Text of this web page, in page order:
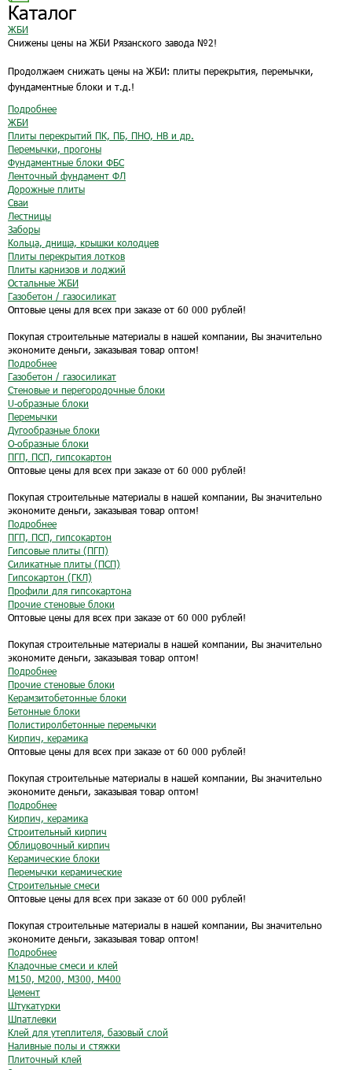
Каталог
ЖБИ
Снижены цены на ЖБИ Рязанского завода №2!
Продолжаем снижать цены на ЖБИ: плиты перекрытия, перемычки,
фундаментные блоки и т.д.!
Подробнее
ЖБИ
Плиты перекрытий ПК, ПБ, ПНО, НВ и др.
Перемычки, прогоны
Фундаментные блоки ФБС
Ленточный фундамент ФЛ
Дорожные плиты
Сваи
Лестницы
Заборы
Кольца, днища, крышки колодцев
Плиты перекрытия лотков
Плиты карнизов и лоджий
Остальные ЖБИ
Газобетон / газосиликат
Оптовые цены для всех при заказе от 60 000 рублей!
Покупая строительные материалы в нашей компании, Вы значительно
экономите деньги, заказывая товар оптом!
Подробнее
Газобетон / газосиликат
Стеновые и перегородочные блоки
U-образные блоки
Перемычки
Дугообразные блоки
O-образные блоки
ПГП, ПСП, гипсокартон
Оптовые цены для всех при заказе от 60 000 рублей!
Покупая строительные материалы в нашей компании, Вы значительно
экономите деньги, заказывая товар оптом!
Подробнее
ПГП, ПСП, гипсокартон
Гипсовые плиты (ПГП)
Силикатные плиты (ПСП)
Гипсокартон (ГКЛ)
Профили для гипсокартона
Прочие стеновые блоки
Оптовые цены для всех при заказе от 60 000 рублей!
Покупая строительные материалы в нашей компании, Вы значительно
экономите деньги, заказывая товар оптом!
Подробнее
Прочие стеновые блоки
Керамзитобетонные блоки
Бетонные блоки
Полистиролбетонные перемычки
Кирпич, керамика
Оптовые цены для всех при заказе от 60 000 рублей!
Покупая строительные материалы в нашей компании, Вы значительно
экономите деньги, заказывая товар оптом!
Подробнее
Кирпич, керамика
Строительный кирпич
Облицовочный кирпич
Керамические блоки
Перемычки керамические
Строительные смеси
Оптовые цены для всех при заказе от 60 000 рублей!
Покупая строительные материалы в нашей компании, Вы значительно
экономите деньги, заказывая товар оптом!
Подробнее
Кладочные смеси и клей
М150, М200, М300, М400
Цемент
Штукатурки
Шпатлевки
Клей для утеплителя, базовый слой
Наливные полы и стяжки
Плиточный клей